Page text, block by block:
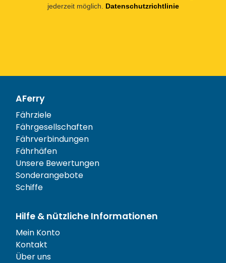
jederzeit möglich.
Datenschutzrichtlinie
AFerry
Fährziele
Fährgesellschaften
Fährverbindungen
Fährhäfen
Unsere Bewertungen
Sonderangebote
Schiffe
Hilfe & nützliche Informationen
Mein Konto
Kontakt
Über uns